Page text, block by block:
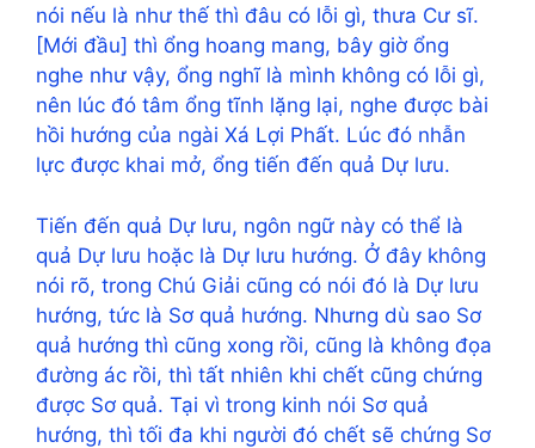
nói nếu là như thế thì đâu có lỗi gì, thưa Cư sĩ.
[Mới đầu] thì ổng hoang mang, bây giờ ổng
nghe như vậy, ổng nghĩ là mình không có lỗi gì,
nên lúc đó tâm ổng tĩnh lặng lại, nghe được bài
hồi hướng của ngài Xá Lợi Phất. Lúc đó nhẫn
lực được khai mở, ổng tiến đến quả Dự lưu.
Tiến đến quả Dự lưu, ngôn ngữ này có thể là
quả Dự lưu hoặc là Dự lưu hướng. Ở đây không
nói rõ, trong Chú Giải cũng có nói đó là Dự lưu
hướng, tức là Sơ quả hướng. Nhưng dù sao Sơ
quả hướng thì cũng xong rồi, cũng là không đọa
đường ác rồi, thì tất nhiên khi chết cũng chứng
được Sơ quả. Tại vì trong kinh nói Sơ quả
hướng, thì tối đa khi người đó chết sẽ chứng Sơ